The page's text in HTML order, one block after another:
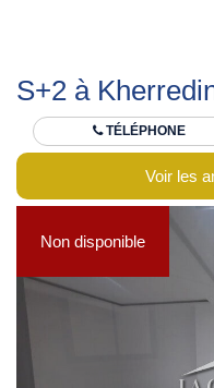
S+2 à
TÉLÉPHONE
Voir les
Non disponible